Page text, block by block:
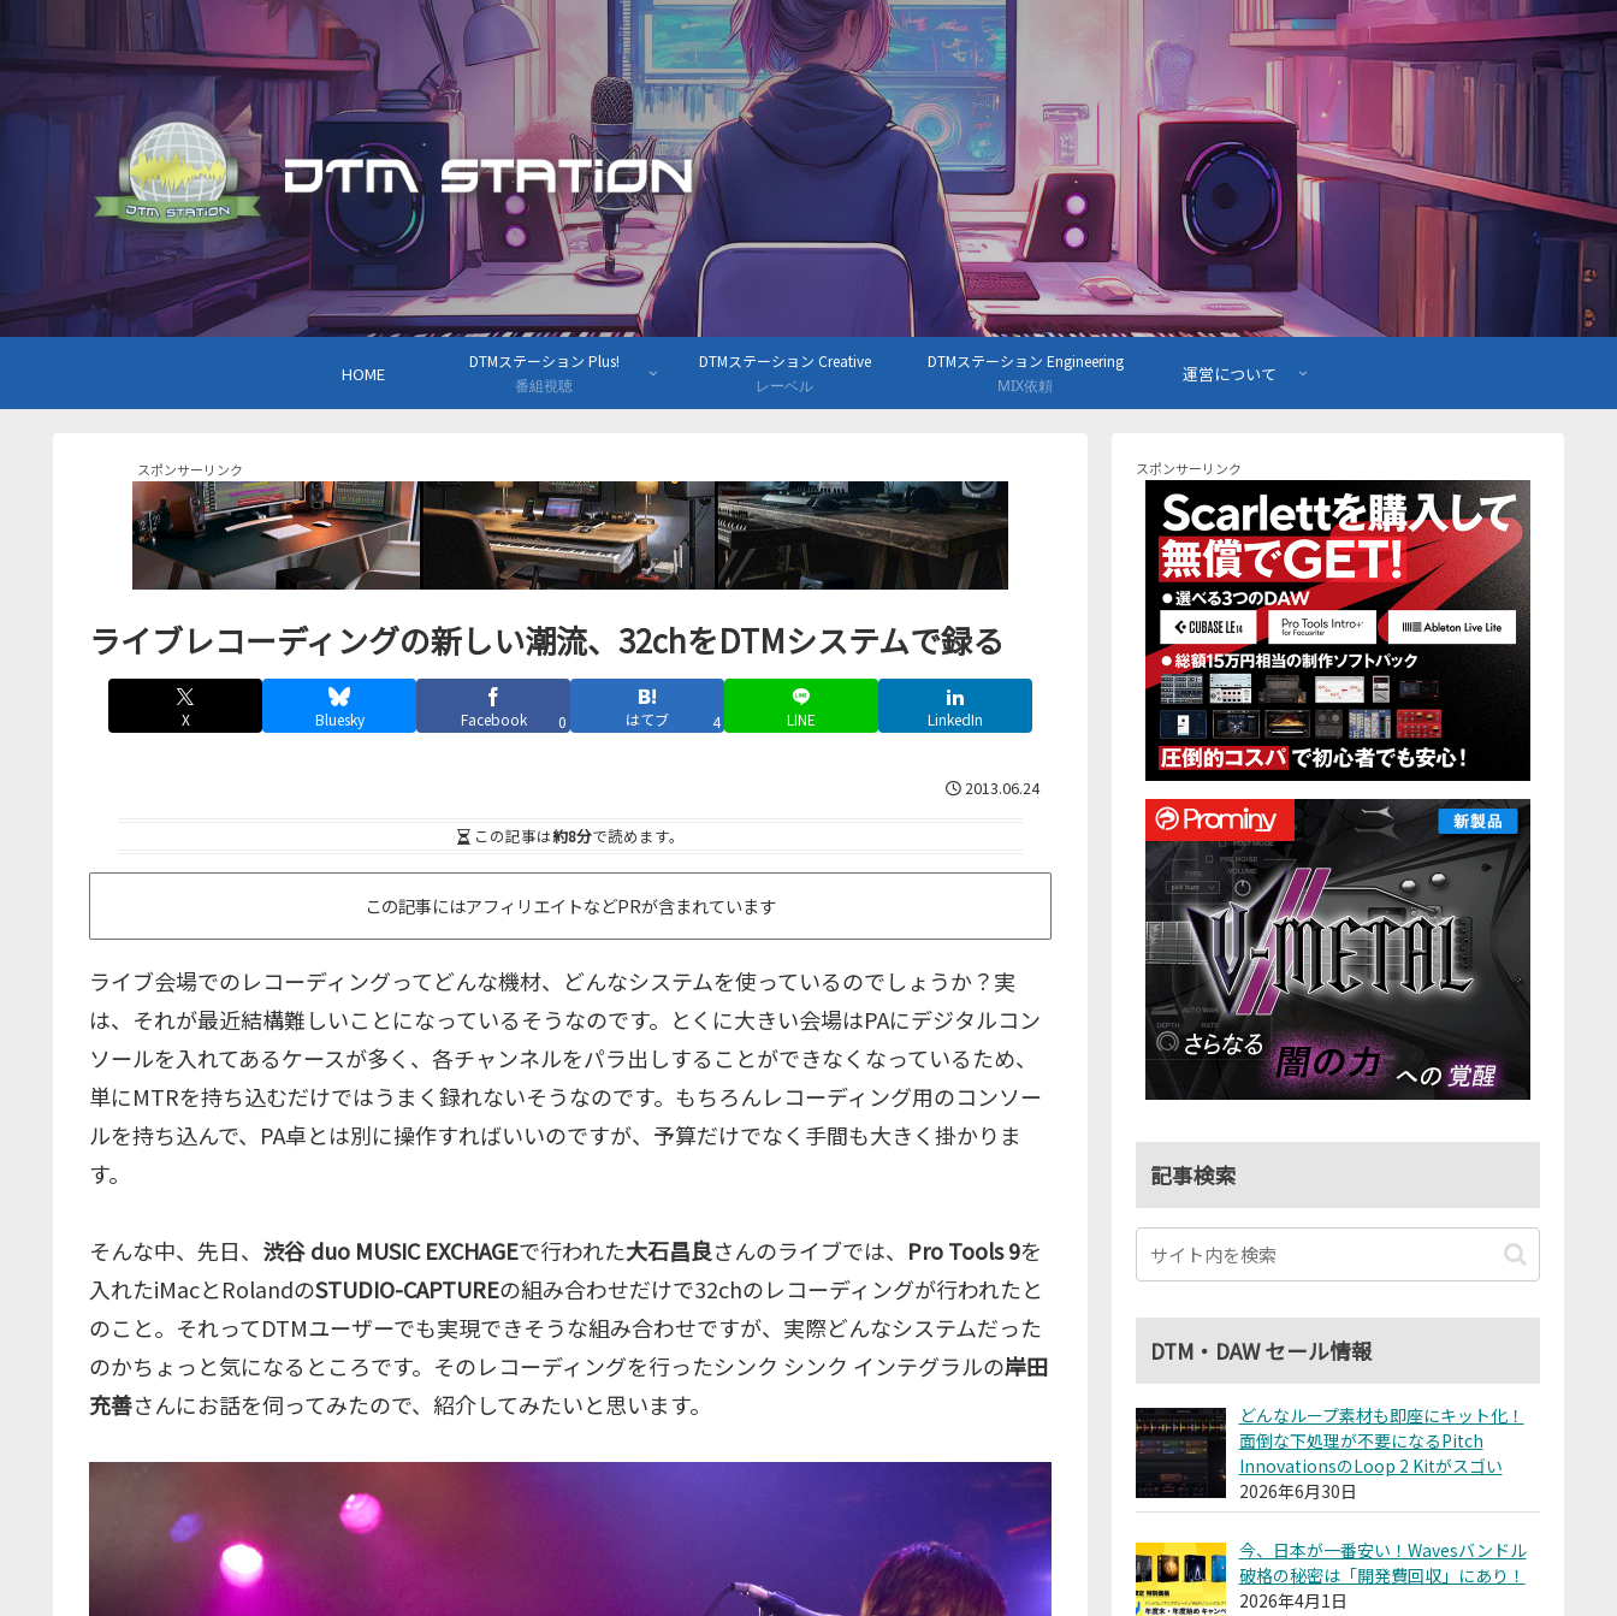
HOME
DTMステーション Plus!
番組視聴
DTMステーション Creative
レーベル
DTMステーション Engineering
MIX依頼
運営について
スポンサーリンク
ライブレコーディングの新しい潮流、32chをDTMシステムで録る
X Bluesky Facebook 0 はてブ 4 LINE LinkedIn
2013.06.24
この記事は約8分で読めます。
この記事にはアフィリエイトなどPRが含まれています
ライブ会場でのレコーディングってどんな機材、どんなシステムを使っているのでしょうか？実
は、それが最近結構難しいことになっているそうなのです。とくに大きい会場はPAにデジタルコン
ソールを入れてあるケースが多く、各チャンネルをパラ出しすることができなくなっているため、
単にMTRを持ち込むだけではうまく録れないそうなのです。もちろんレコーディング用のコンソー
ルを持ち込んで、PA卓とは別に操作すればいいのですが、予算だけでなく手間も大きく掛かりま
す。
そんな中、先日、 渋谷 duo MUSIC EXCHAGEで行われた大石昌良さんのライブでは、 Pro Tools 9を
入れたiMacとRolandのSTUDIO-CAPTUREの組み合わせだけで32chのレコーディングが行われたと
のこと。それってDTMユーザーでも実現できそうな組み合わせですが、実際どんなシステムだった
のかちょっと気になるところです。そのレコーディングを行ったシンク シンク インテグラルの岸田
充善さんにお話を伺ってみたので、紹介してみたいと思います。
スポンサーリンク
記事検索
DTM・DAW セール情報
どんなループ素材も即座にキット化！
面倒な下処理が不要になるPitch
InnovationsのLoop 2 Kitがスゴい
2026年6月30日
今、日本が一番安い！Wavesバンドル
破格の秘密は「開発費回収」にあり！
2026年4月1日